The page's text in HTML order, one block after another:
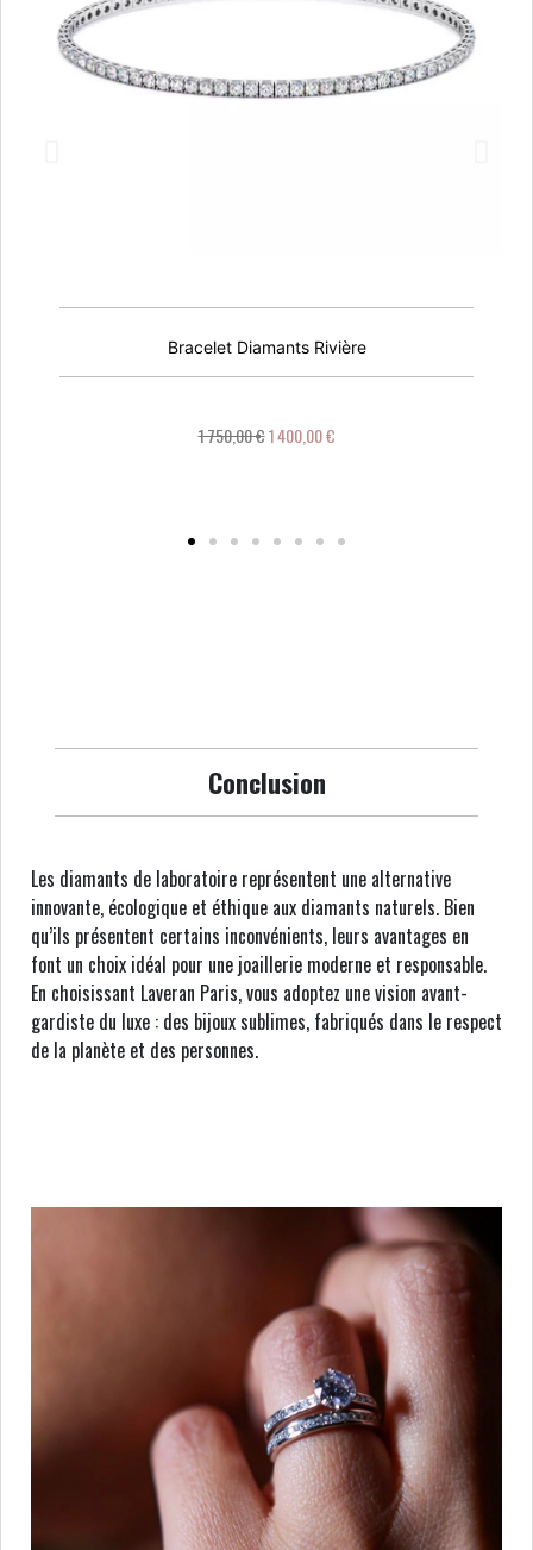
Bracelet Diamants Rivière
1 750,00 €1 400,00 €
Conclusion
Les diamants de laboratoire représentent une alternative
innovante, écologique et éthique aux diamants naturels. Bien
qu’ils présentent certains inconvénients, leurs avantages en
font un choix idéal pour une joaillerie moderne et responsable.
En choisissant Laveran Paris, vous adoptez une vision avant-
gardiste du luxe : des bijoux sublimes, fabriqués dans le respect
de la planète et des personnes.